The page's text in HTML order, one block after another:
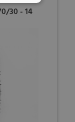
30 - 14